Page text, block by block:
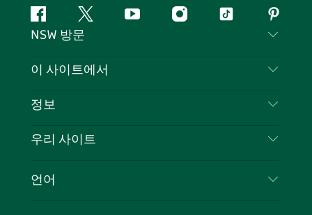
페
이
북
지
다
유
인
틱
핀
터
스
NSW 방문
문의하기
쿠키 고지
이 사이트에서
목적지
이벤트
정보
여행 정보
뉴사우스웨일즈주 의 사업
우리 사이트
언어